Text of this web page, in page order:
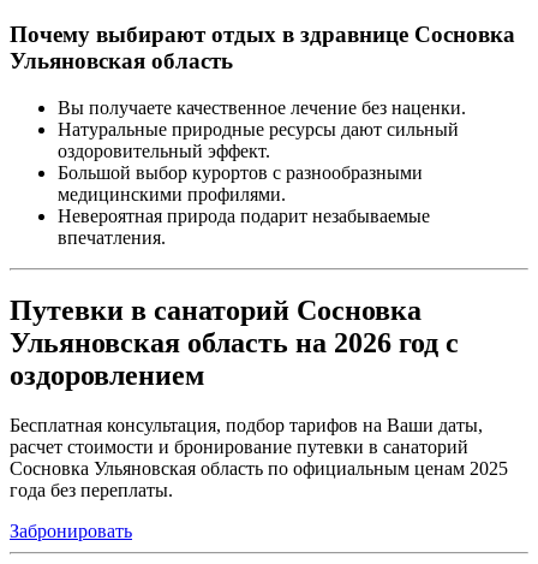
Почему выбирают отдых в здравнице Сосновка
Ульяновская область
Вы получаете качественное лечение без наценки.
Натуральные природные ресурсы дают сильный
оздоровительный эффект.
Большой выбор курортов с разнообразными
медицинскими профилями.
Невероятная природа подарит незабываемые
впечатления.
Путевки в санаторий Сосновка
Ульяновская область на 2026 год с
оздоровлением
Бесплатная консультация, подбор тарифов на Ваши даты,
расчет стоимости и бронирование путевки в санаторий
Сосновка Ульяновская область по официальным ценам 2025
года без переплаты.
Забронировать